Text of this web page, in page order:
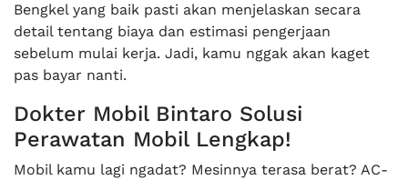
Bengkel yang baik pasti akan menjelaskan secara
detail tentang biaya dan estimasi pengerjaan
sebelum mulai kerja. Jadi, kamu nggak akan kaget
pas bayar nanti.
Dokter Mobil Bintaro Solusi
Perawatan Mobil Lengkap!
Mobil kamu lagi ngadat? Mesinnya terasa berat? AC-